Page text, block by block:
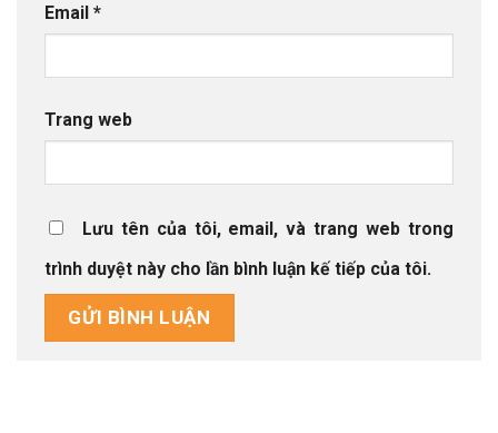
Email *
Trang web
Lưu tên của tôi, email, và trang web trong
trình duyệt này cho lần bình luận kế tiếp của tôi.